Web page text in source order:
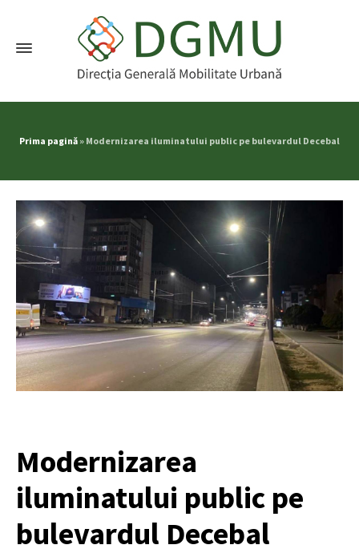
Prima pagină » Modernizarea iluminatului public pe bulevardul Decebal
Modernizarea
iluminatului public pe
bulevardul Decebal